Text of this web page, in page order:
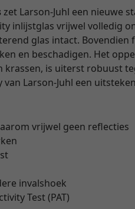
zet Larson-Juhl een nieuwe
inlijstglas vrijwel volledig
glas intact. Bovendien
en beschadigen. Het
krassen, is uiterst robuust
Larson-Juhl een
vrijwel geen reflecties
invalshoek
Test (PAT)